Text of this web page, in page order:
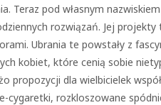
Teraz pod własnym
rozwiązań. Jej
Ubrania te powstały z
kobiet, które cenią sobie
propozycji dla wielbicielek
cygaretki, rozkloszowane